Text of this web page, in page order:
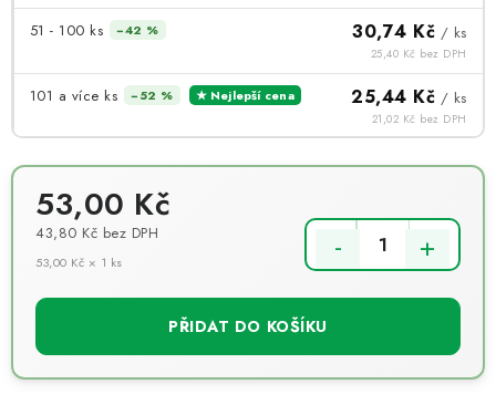
51 - 100 ks −42 % 30,74 Kč / ks
25,40 Kč bez DPH
101 a více ks −52 % ★ Nejlepší cena 25,44 Kč / ks
21,02 Kč bez DPH
53,00 Kč
43,80 Kč bez DPH
53,00 Kč × 1 ks
PŘIDAT DO KOŠÍKU